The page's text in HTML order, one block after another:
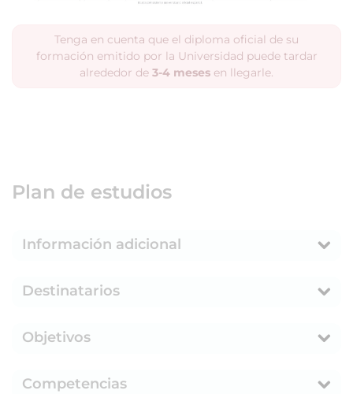
Tenga en cuenta que el diploma oficial de su
formación emitido por la Universidad puede tardar
alrededor de 3-4 meses en llegarle.
Plan de estudios
Información adicional
Destinatarios
Objetivos
Competencias